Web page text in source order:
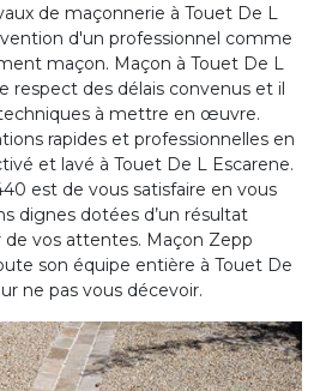
de maçonnerie à Touet De L
d'un professionnel comme
maçon. Maçon à Touet De L
respect des délais convenus et il
à mettre en œuvre.
rapides et professionnelles en
et lavé à Touet De L Escarene.
est de vous satisfaire en vous
dignes dotées d’un résultat
vos attentes. Maçon Zepp
son équipe entière à Touet De
ne pas vous décevoir.